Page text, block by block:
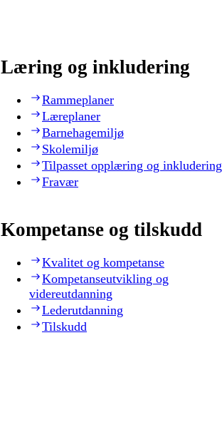
Læring og inkludering
Rammeplaner
Læreplaner
Barnehagemiljø
Skolemiljø
Tilpasset opplæring og inkludering
Fravær
Kompetanse og tilskudd
Kvalitet og kompetanse
Kompetanseutvikling og
videreutdanning
Lederutdanning
Tilskudd